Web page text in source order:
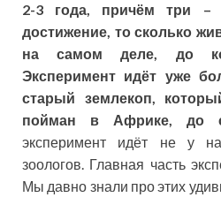
2-3 года, причём три –
достижение, то сколько
на самом деле, до
Эксперимент идёт уже
старый землекоп,
пойман в Африке, до
эксперимент идёт не у
зоологов. Главная часть
Мы давно знали про этих